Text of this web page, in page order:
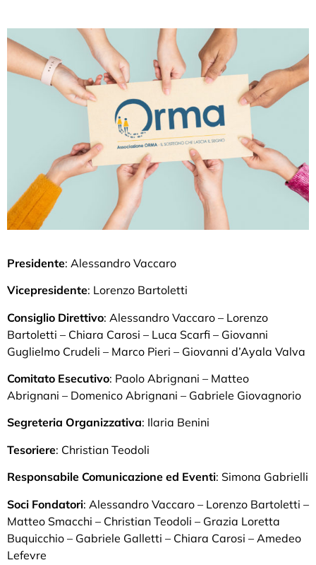
Presidente: Alessandro Vaccaro
Vicepresidente: Lorenzo Bartoletti
Consiglio Direttivo: Alessandro Vaccaro – Lorenzo
Bartoletti – Chiara Carosi – Luca Scarfi – Giovanni
Guglielmo Crudeli – Marco Pieri – Giovanni d’Ayala Valva
Comitato Esecutivo: Paolo Abrignani – Matteo
Abrignani – Domenico Abrignani – Gabriele Giovagnorio
Segreteria Organizzativa: Ilaria Benini
Tesoriere: Christian Teodoli
Responsabile Comunicazione ed Eventi: Simona Gabrielli
Soci Fondatori: Alessandro Vaccaro – Lorenzo Bartoletti –
Matteo Smacchi – Christian Teodoli – Grazia Loretta
Buquicchio – Gabriele Galletti – Chiara Carosi – Amedeo
Lefevre